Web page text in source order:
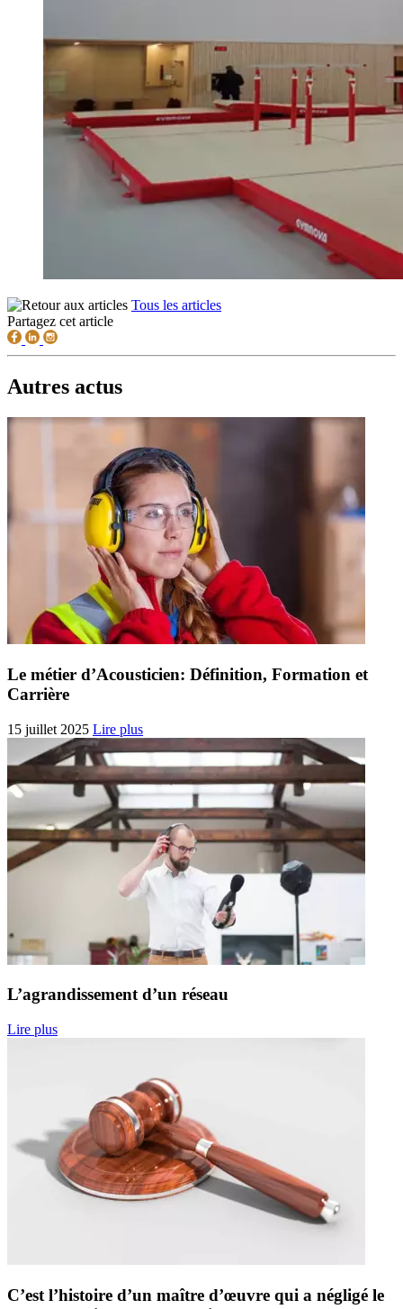
Tous les articles
Partagez cet article
Autres actus
Le métier d’Acousticien: Définition, Formation et
Carrière
15 juillet 2025 Lire plus
L’agrandissement d’un réseau
Lire plus
C’est l’histoire d’un maître d’œuvre qui a négligé le